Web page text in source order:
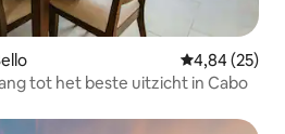
Gemiddelde
4,84 (25)
tot het beste uitzicht in Cabo